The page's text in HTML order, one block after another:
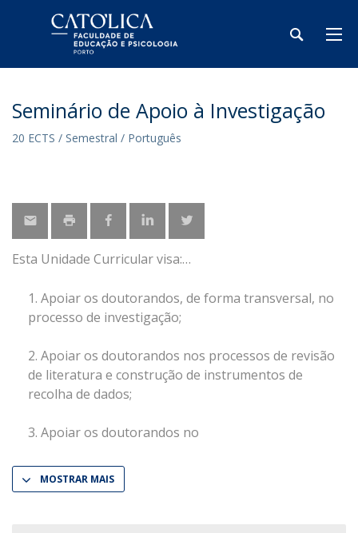
Seminário de Apoio à Investigação
20 ECTS / Semestral / Português
Esta Unidade Curricular visa:
Apoiar os doutorandos, de forma transversal, no
processo de investigação;
Apoiar os doutorandos nos processos de revisão
de literatura e construção de instrumentos de
recolha de dados;
Apoiar os doutorandos no
MOSTRAR MAIS